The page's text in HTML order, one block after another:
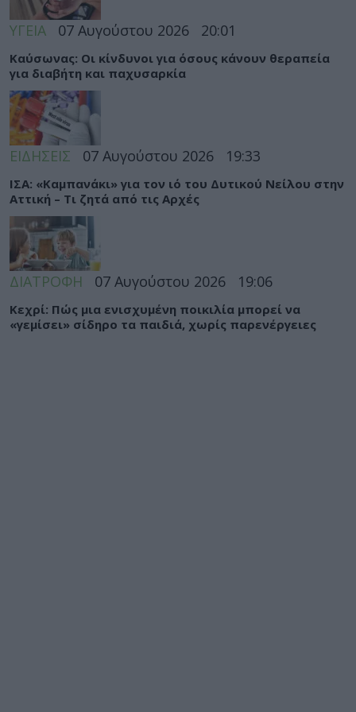
ΥΓΕΙΑ 07 Αυγούστου 2026 20:01
Καύσωνας: Οι κίνδυνοι για όσους κάνουν θεραπεία
για διαβήτη και παχυσαρκία
ΕΙΔΗΣΕΙΣ 07 Αυγούστου 2026 19:33
ΙΣΑ: «Καμπανάκι» για τον ιό του Δυτικού Νείλου στην
Αττική – Τι ζητά από τις Αρχές
ΔΙΑΤΡΟΦΗ 07 Αυγούστου 2026 19:06
Κεχρί: Πώς μια ενισχυμένη ποικιλία μπορεί να
«γεμίσει» σίδηρο τα παιδιά, χωρίς παρενέργειες